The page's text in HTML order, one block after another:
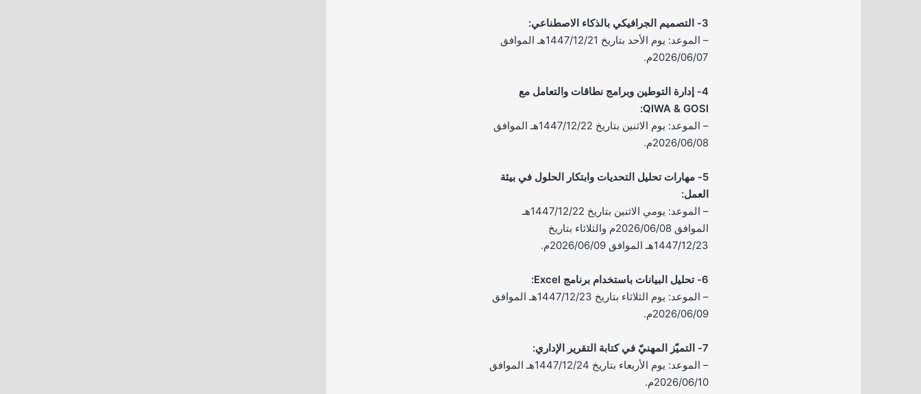
3- التصميم الجرافيكي بالذكاء الاصطناعي:
– الموعد: يوم الأحد بتاريخ 1447/12/21هـ الموافق
2026/06/07م.
4- إدارة التوطين وبرامج نطاقات والتعامل مع
QIWA & GOSI:
– الموعد: يوم الاثنين بتاريخ 1447/12/22هـ الموافق
2026/06/08م.
5- مهارات تحليل التحديات وابتكار الحلول في بيئة
العمل:
– الموعد: يومي الاثنين بتاريخ 1447/12/22هـ
الموافق 2026/06/08م والثلاثاء بتاريخ
1447/12/23هـ الموافق 2026/06/09م.
6- تحليل البيانات باستخدام برنامج Excel:
– الموعد: يوم الثلاثاء بتاريخ 1447/12/23هـ الموافق
2026/06/09م.
7- التميّز المهنيّ في كتابة التقرير الإداري:
– الموعد: يوم الأربعاء بتاريخ 1447/12/24هـ الموافق
2026/06/10م.